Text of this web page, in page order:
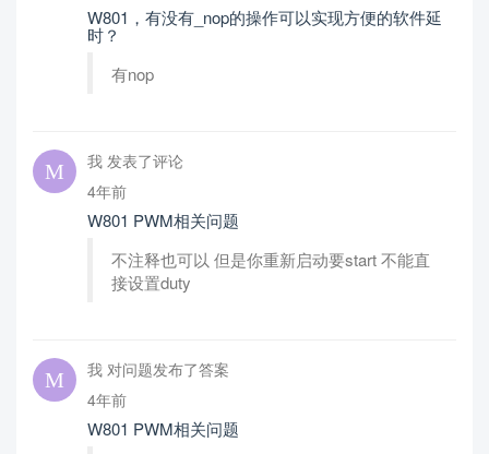
W801，有没有_nop的操作可以实现方便的软件延
时？
有nop
我 发表了评论
4年前
W801 PWM相关问题
不注释也可以 但是你重新启动要start 不能直
接设置duty
我 对问题发布了答案
4年前
W801 PWM相关问题